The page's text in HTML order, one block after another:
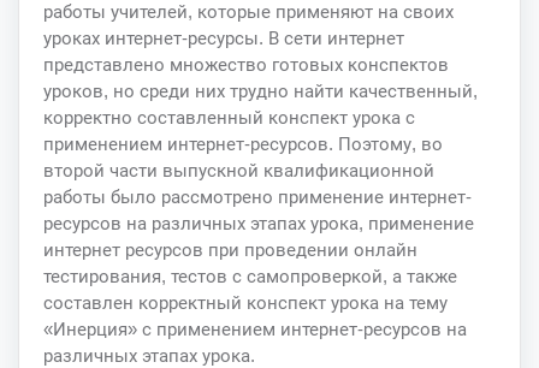
работы учителей, которые применяют на своих
уроках интернет-ресурсы. В сети интернет
представлено множество готовых конспектов
уроков, но среди них трудно найти качественный,
корректно составленный конспект урока с
применением интернет-ресурсов. Поэтому, во
второй части выпускной квалификационной
работы было рассмотрено применение интернет-
ресурсов на различных этапах урока, применение
интернет ресурсов при проведении онлайн
тестирования, тестов с самопроверкой, а также
составлен корректный конспект урока на тему
«Инерция» с применением интернет-ресурсов на
различных этапах урока.